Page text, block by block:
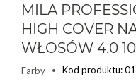
MILA
HIGH COVER
WŁOSÓW 4.0
Farby Kod produktu: